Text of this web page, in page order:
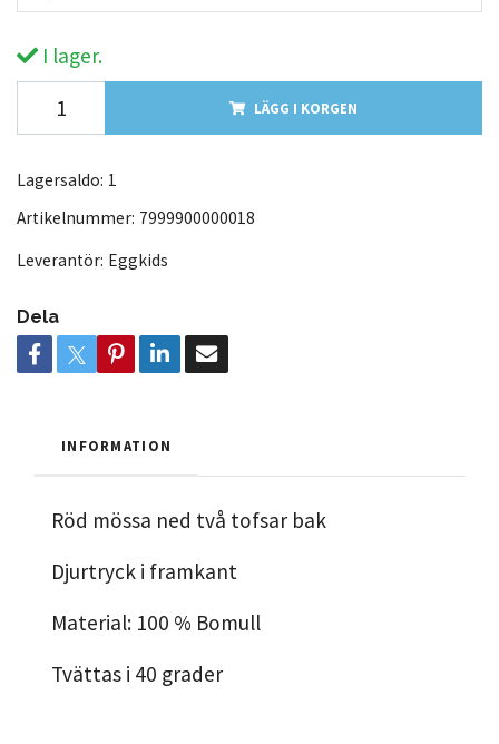
I lager.
LÄGG I KORGEN
Lagersaldo: 1
Artikelnummer: 7999900000018
Leverantör: Eggkids
Dela
INFORMATION
Röd mössa ned två tofsar bak
Djurtryck i framkant
Material: 100 % Bomull
Tvättas i 40 grader